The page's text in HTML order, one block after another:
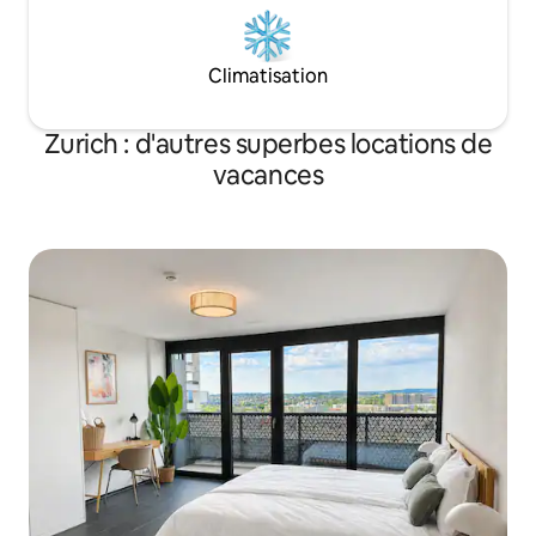
Climatisation
Zurich : d'autres superbes locations de
vacances